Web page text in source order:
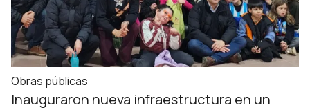
Obras públicas
Inauguraron nueva infraestructura en un